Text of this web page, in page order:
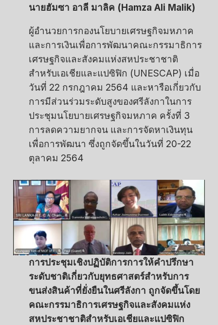
นายฮัมซา อาลี มาลิค (Hamza Ali Malik)
ผู้อำนวยการกองนโยบายเศรษฐกิจมหภาค
และการเงินเพื่อการพัฒนาคณะกรรมาธิการ
เศรษฐกิจและสังคมแห่งสหประชาชาติ
สำหรับเอเชียและแปซิฟิก (UNESCAP) เมื่อ
วันที่ 22 กรกฎาคม 2564 และหารือเกี่ยวกับ
การมีส่วนร่วมระดับสูงของศรีลังกาในการ
ประชุมนโยบายเศรษฐกิจมหภาค ครั้งที่ 3
การลดความยากจน และการจัดหาเงินทุน
เพื่อการพัฒนา ซึ่งถูกจัดขึ้นในวันที่ 20-22
ตุลาคม 2564
การประชุมเชิงปฏิบัติการการให้คำปรึกษา
ระดับชาติเกี่ยวกับยุทธศาสตร์สำหรับการ
ขนส่งสินค้าที่ยั่งยืนในศรีลังกา ถูกจัดขึ้นโดย
คณะกรรมาธิการเศรษฐกิจและสังคมแห่ง
สหประชาชาติสำหรับเอเชียและแปซิฟิก